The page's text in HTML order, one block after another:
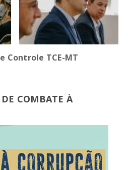
Controle TCE-MT
COMBATE À